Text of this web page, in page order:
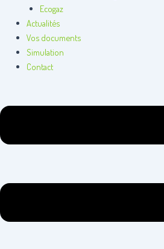
Ecogaz
Actualités
Vos documents
Simulation
Contact